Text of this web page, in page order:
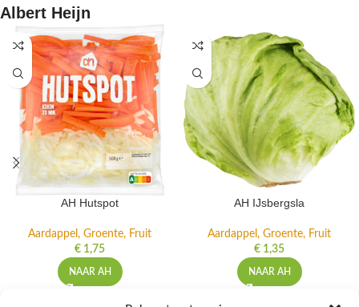
Albert Heijn
AH Hutspot
Aardappel, Groente, Fruit
€ 1,75
NAAR AH
AH IJsbergsla
Aardappel, Groente, Fruit
€ 1,35
NAAR AH